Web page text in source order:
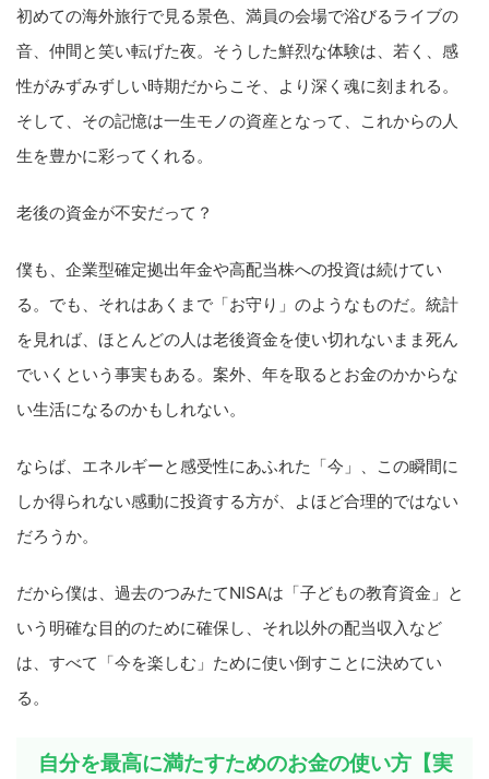
初めての海外旅行で見る景色、満員の会場で浴びるライブの
音、仲間と笑い転げた夜。そうした鮮烈な体験は、若く、感
性がみずみずしい時期だからこそ、より深く魂に刻まれる。
そして、その記憶は一生モノの資産となって、これからの人
生を豊かに彩ってくれる。
老後の資金が不安だって？
僕も、企業型確定拠出年金や高配当株への投資は続けてい
る。でも、それはあくまで「お守り」のようなものだ。統計
を見れば、ほとんどの人は老後資金を使い切れないまま死ん
でいくという事実もある。案外、年を取るとお金のかからな
い生活になるのかもしれない。
ならば、エネルギーと感受性にあふれた「今」、この瞬間に
しか得られない感動に投資する方が、よほど合理的ではない
だろうか。
だから僕は、過去のつみたてNISAは「子どもの教育資金」と
いう明確な目的のために確保し、それ以外の配当収入など
は、すべて「今を楽しむ」ために使い倒すことに決めてい
る。
自分を最高に満たすためのお金の使い方【実